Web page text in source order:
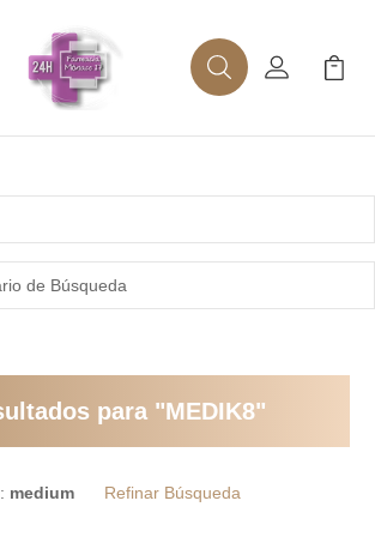
BuscarMi Cuenta
Mi
de Búsqueda
para "MEDIK8"
medium Refinar Búsqueda